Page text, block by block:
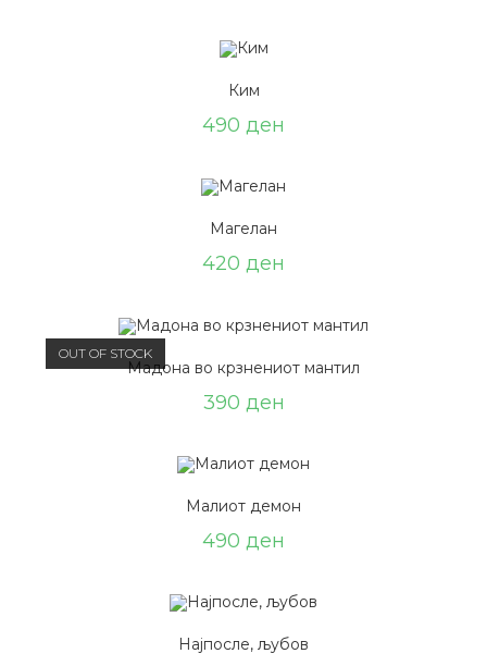
Ким
490 ден
Магелан
420 ден
OUT OF STOCK
Мадона во крзнениот мантил
390 ден
Малиот демон
490 ден
Најпосле, љубов